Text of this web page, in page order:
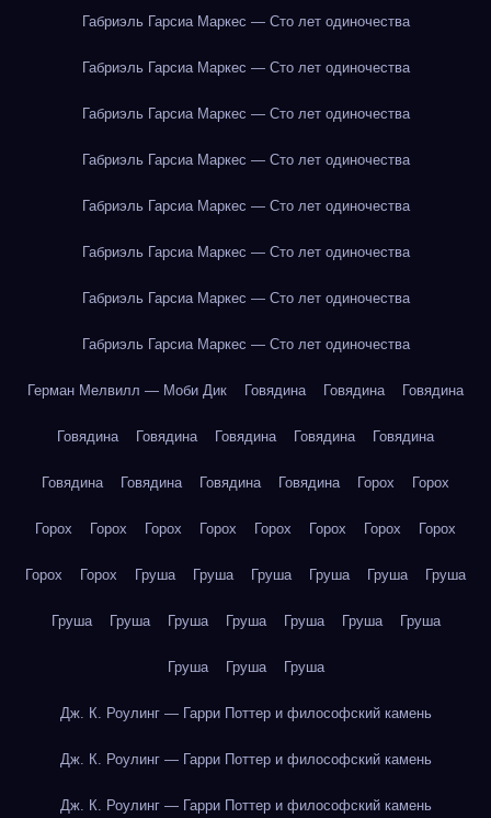
Габриэль Гарсиа Маркес — Сто лет одиночества
Габриэль Гарсиа Маркес — Сто лет одиночества
Габриэль Гарсиа Маркес — Сто лет одиночества
Габриэль Гарсиа Маркес — Сто лет одиночества
Габриэль Гарсиа Маркес — Сто лет одиночества
Габриэль Гарсиа Маркес — Сто лет одиночества
Габриэль Гарсиа Маркес — Сто лет одиночества
Габриэль Гарсиа Маркес — Сто лет одиночества
Герман Мелвилл — Моби Дик Говядина Говядина Говядина
Говядина Говядина Говядина Говядина Говядина
Говядина Говядина Говядина Говядина Горох Горох
Горох Горох Горох Горох Горох Горох Горох Горох
Горох Горох Груша Груша Груша Груша Груша Груша
Груша Груша Груша Груша Груша Груша Груша
Груша Груша Груша
Дж. К. Роулинг — Гарри Поттер и философский камень
Дж. К. Роулинг — Гарри Поттер и философский камень
Дж. К. Роулинг — Гарри Поттер и философский камень